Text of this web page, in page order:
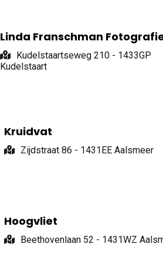
Linda Franschman
Kudelstaartseweg 210 - 1433GP
Kudelstaart
Kruidvat
Zijdstraat 86 - 1431EE Aalsmeer
Hoogvliet
Beethovenlaan 52 - 1431WZ